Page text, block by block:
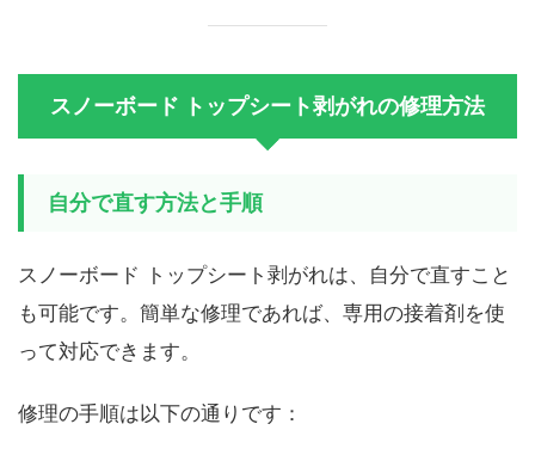
スノーボード トップシート剥がれの修理方法
自分で直す方法と手順
スノーボード トップシート剥がれは、自分で直すこと
も可能です。簡単な修理であれば、専用の接着剤を使
って対応できます。
修理の手順は以下の通りです：